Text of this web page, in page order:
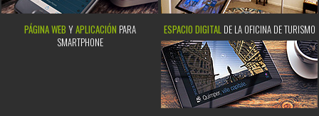
PÁGINA WEB YAPLICACIÓN PARA
SMARTPHONE
ESPACIO DIGITALDE LA OFICINA DE TURISMO